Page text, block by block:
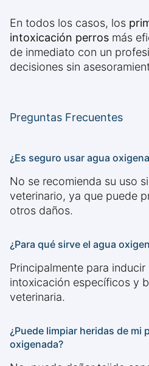
En todos los casos, los
intoxicación perros más
de inmediato con un
decisiones sin
Preguntas Frecuentes
¿Es seguro usar agua
No se recomienda su uso
veterinario, ya que puede
otros daños.
¿Para qué sirve el agua
Principalmente para
intoxicación específicos y
veterinaria.
¿Puede limpiar heridas de mi
oxigenada?